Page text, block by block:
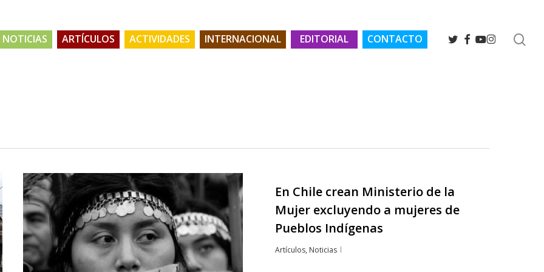
NOTICIAS ARTÍCULOS ACTIVIDADES INTERNACIONAL EDITORIAL CONTACTO TWITTER
FACEBOOK
YOUTUBE
INSTAGRAM
En Chile crean Ministerio de la
Mujer excluyendo a mujeres de
Pueblos Indígenas
Artículos, Noticias